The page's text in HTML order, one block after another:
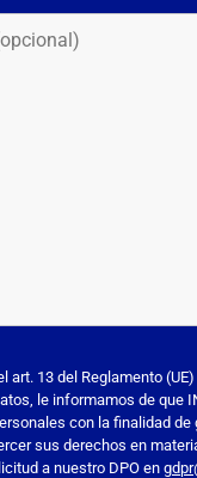
art. 13 del Reglamento
le informamos de que
con la finalidad de
sus derechos en
a nuestro DPO en